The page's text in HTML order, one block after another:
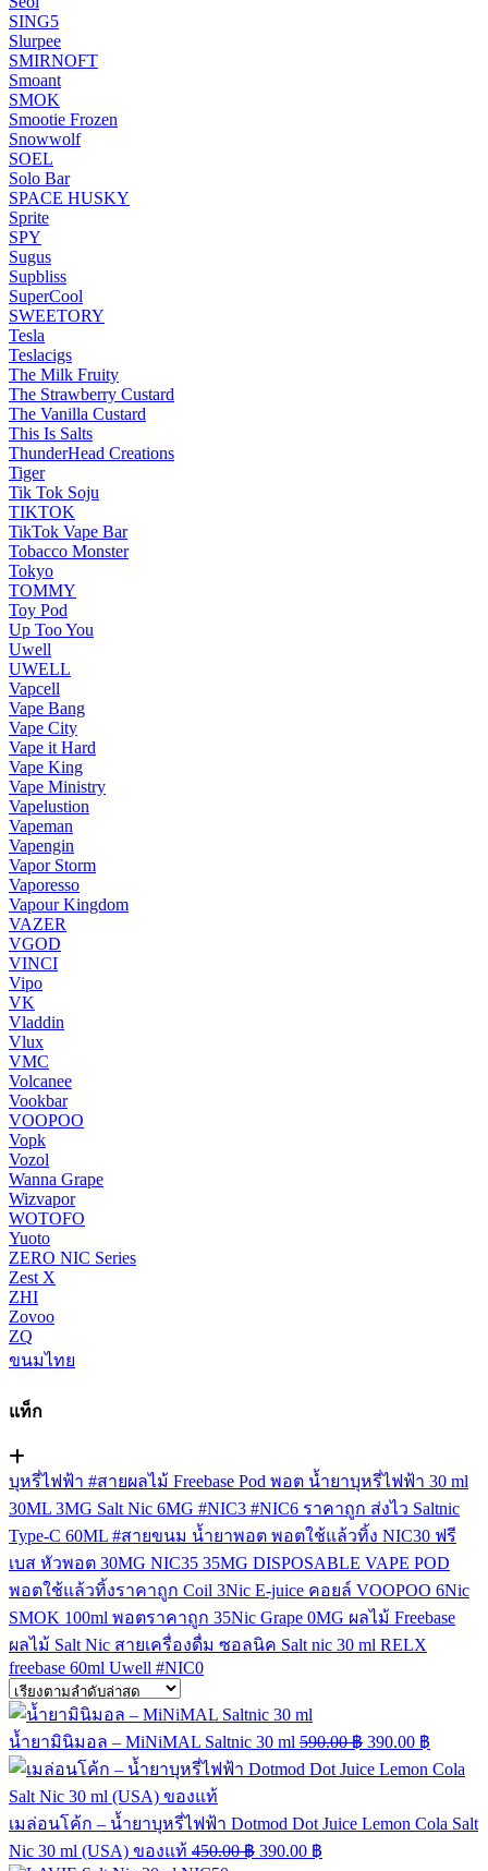
SING5
Slurpee
SMIRNOFT
Smoant
SMOK
Smootie Frozen
Snowwolf
SOEL
Solo Bar
SPACE HUSKY
Sprite
SPY
Sugus
Supbliss
SuperCool
SWEETORY
Tesla
Teslacigs
The Milk Fruity
The Strawberry Custard
The Vanilla Custard
This Is Salts
ThunderHead Creations
Tiger
Tik Tok Soju
TIKTOK
TikTok Vape Bar
Tobacco Monster
Tokyo
TOMMY
Toy Pod
Up Too You
Uwell
UWELL
Vapcell
Vape Bang
Vape City
Vape it Hard
Vape King
Vape Ministry
Vapelustion
Vapeman
Vapengin
Vapor Storm
Vaporesso
Vapour Kingdom
VAZER
VGOD
VINCI
Vipo
VK
Vladdin
Vlux
VMC
Volcanee
Vookbar
VOOPOO
Vopk
Vozol
Wanna Grape
Wizvapor
WOTOFO
Yuoto
ZERO NIC Series
Zest X
ZHI
Zovoo
ZQ
ขนมไทย
แท็ก
บุหรี่ไฟฟ้า #สายผลไม้ Freebase Pod พอต น้ำยาบุหรี่ไฟฟ้า 30 ml
30ML 3MG Salt Nic 6MG #NIC3 #NIC6 ราคาถูก ส่งไว Saltnic
Type-C 60ML #สายขนม น้ำยาพอต พอตใช้แล้วทิ้ง NIC30 ฟรี
เบส หัวพอต 30MG NIC35 35MG DISPOSABLE VAPE POD
พอตใช้แล้วทิ้งราคาถูก Coil 3Nic E-juice คอยล์ VOOPOO 6Nic
SMOK 100ml พอตราคาถูก 35Nic Grape 0MG ผลไม้ Freebase
ผลไม้ Salt Nic สายเครื่องดื่ม ซอลนิค Salt nic 30 ml RELX
freebase 60ml Uwell #NIC0
น้ำยามินิมอล – MiNiMAL Saltnic 30 ml 590.00฿ 390.00 ฿
เมล่อนโค้ก – น้ำยาบุหรี่ไฟฟ้า Dotmod Dot Juice Lemon Cola Salt
Nic 30 ml (USA) ของแท้ 450.00฿ 390.00 ฿